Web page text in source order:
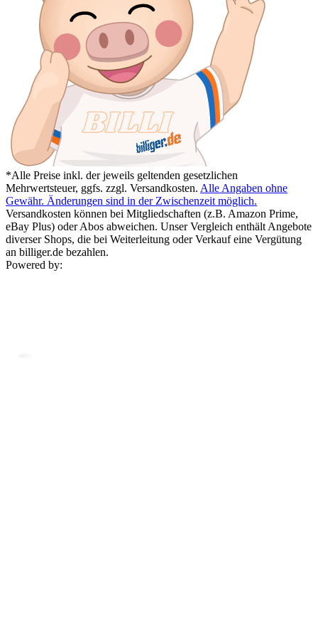
*Alle Preise inkl. der jeweils geltenden gesetzlichen
Mehrwertsteuer, ggfs. zzgl. Versandkosten. Alle Angaben ohne
Gewähr. Änderungen sind in der Zwischenzeit möglich.
Versandkosten können bei Mitgliedschaften (z.B. Amazon Prime,
eBay Plus) oder Abos abweichen. Unser Vergleich enthält Angebote
diverser Shops, die bei Weiterleitung oder Verkauf eine Vergütung
an billiger.de bezahlen.
Powered by: